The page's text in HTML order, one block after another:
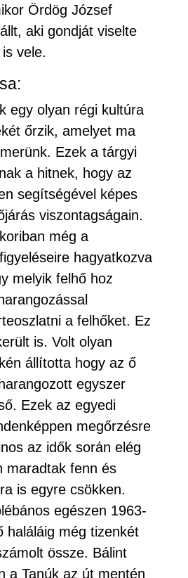
Ördög József
aki gondját viselte
vele.
egy olyan régi kultúra
őrzik, amelyet ma
Ezek a tárgyi
a hitnek, hogy az
segítségével képes
viszontagságain.
még a
hagyatkozva
melyik felhő hoz
a felhőket. Ez
is. Volt olyan
állította hogy az ő
egyszer
Ezek az egyedi
megőrzésre
az idők során elég
maradtak fenn és
is egyre csökken.
egészen 1963-
haláláig még tizenkét
össze. Bálint
a Tanúk az út mentén